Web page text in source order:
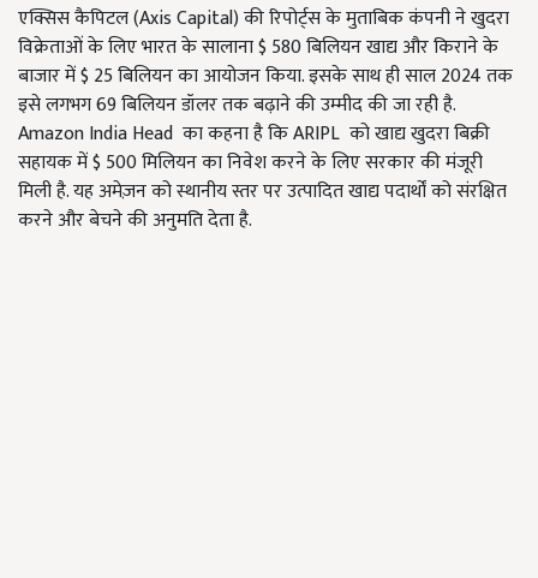
एक्सिस कैपिटल (Axis Capital) की रिपोर्ट्स के मुताबिक कंपनी ने खुदरा
विक्रेताओं के लिए भारत के सालाना $ 580 बिलियन खाद्य और किराने के
बाजार में $ 25 बिलियन का आयोजन किया. इसके साथ ही साल 2024 तक
इसे लगभग 69 बिलियन डॉलर तक बढ़ाने की उम्मीद की जा रही है.
Amazon India Head का कहना है कि ARIPL को खाद्य खुदरा बिक्री
सहायक में $ 500 मिलियन का निवेश करने के लिए सरकार की मंजूरी
मिली है. यह अमेज़न को स्थानीय स्तर पर उत्पादित खाद्य पदार्थों को संरक्षित
करने और बेचने की अनुमति देता है.